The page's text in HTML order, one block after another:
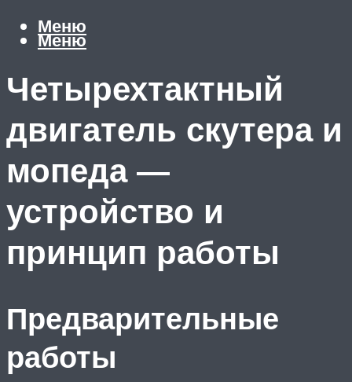
Меню
Меню
Четырехтактный
двигатель скутера и
мопеда —
устройство и
принцип работы
Предварительные
работы